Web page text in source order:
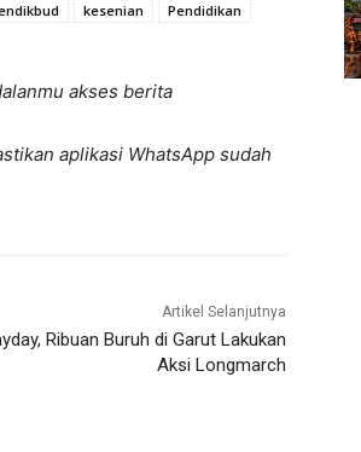
kesenian
Pendidikan
akses berita
aplikasi WhatsApp sudah
Artikel Selanjutnya
Ribuan Buruh di Garut Lakukan
Aksi Longmarch